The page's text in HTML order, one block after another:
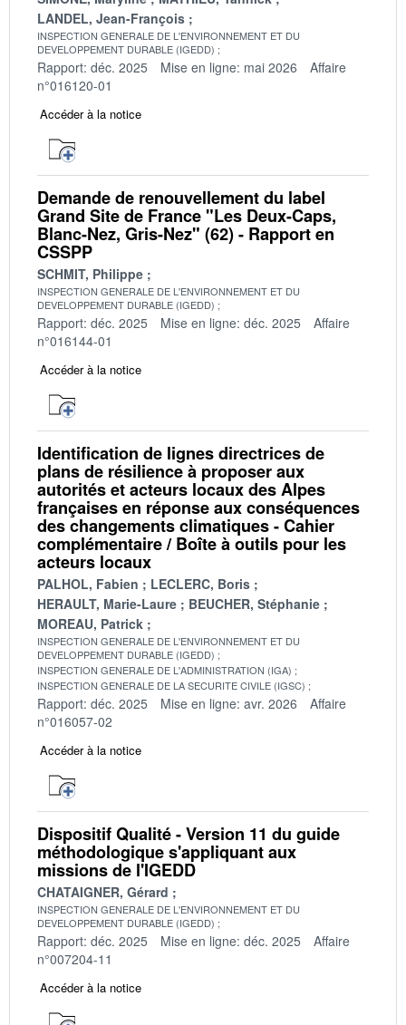
LANDEL, Jean-François
INSPECTION GENERALE DE L'ENVIRONNEMENT ET DU
DEVELOPPEMENT DURABLE (IGEDD)
Rapport: déc. 2025 Mise en ligne: mai 2026
Affaire
n°016120-01
Accéder à la notice
Demande de renouvellement du label
Grand Site de France "Les Deux-Caps,
Blanc-Nez, Gris-Nez" (62) - Rapport en
CSSPP
SCHMIT, Philippe
INSPECTION GENERALE DE L'ENVIRONNEMENT ET DU
DEVELOPPEMENT DURABLE (IGEDD)
Rapport: déc. 2025 Mise en ligne: déc. 2025
Affaire
n°016144-01
Accéder à la notice
Identification de lignes directrices de
plans de résilience à proposer aux
autorités et acteurs locaux des Alpes
françaises en réponse aux conséquences
des changements climatiques - Cahier
complémentaire / Boîte à outils pour les
acteurs locaux
PALHOL, Fabien
LECLERC, Boris
HERAULT, Marie-Laure
BEUCHER, Stéphanie
MOREAU, Patrick
INSPECTION GENERALE DE L'ENVIRONNEMENT ET DU
DEVELOPPEMENT DURABLE (IGEDD)
INSPECTION GENERALE DE L'ADMINISTRATION (IGA)
INSPECTION GENERALE DE LA SECURITE CIVILE (IGSC)
Rapport: déc. 2025 Mise en ligne: avr. 2026
Affaire
n°016057-02
Accéder à la notice
Dispositif Qualité - Version 11 du guide
méthodologique s'appliquant aux
missions de l'IGEDD
CHATAIGNER, Gérard
INSPECTION GENERALE DE L'ENVIRONNEMENT ET DU
DEVELOPPEMENT DURABLE (IGEDD)
Rapport: déc. 2025 Mise en ligne: déc. 2025
Affaire
n°007204-11
Accéder à la notice